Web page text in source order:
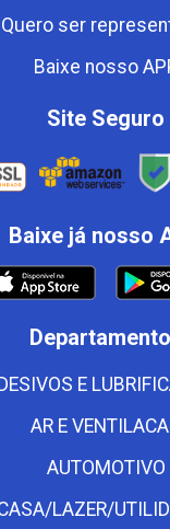
Quero ser
Baixe nosso
Site Seguro
Baixe já nosso
E
AR E
AUTOMOTIVO
LAZER/